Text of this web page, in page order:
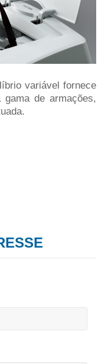
variável fornece
de armações,